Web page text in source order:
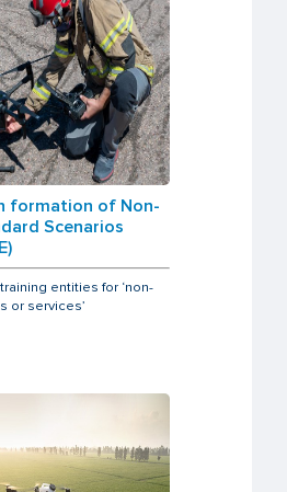
formation of Non-
Scenarios
entities for ‘non-
or services’